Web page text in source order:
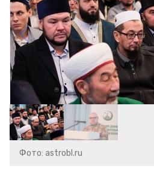
Фото: astrobl.ru